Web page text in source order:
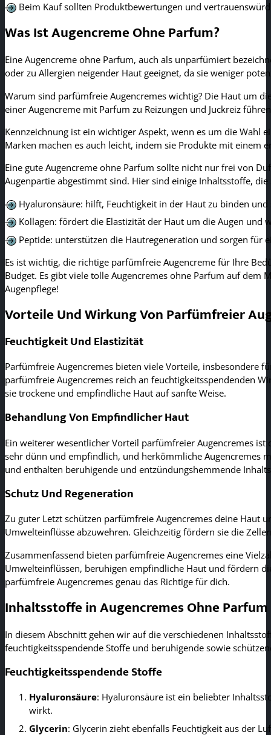
Beim Kauf sollten Produktbewertungen und
Was Ist Augencreme Ohne Parfum?
Eine Augencreme ohne Parfum, auch als unparfümiert
oder zu Allergien neigender Haut geeignet, da sie weniger
Warum sind parfümfreie Augencremes wichtig? Die Haut um
einer Augencreme mit Parfum zu Reizungen und Juckreiz
Kennzeichnung ist ein wichtiger Aspekt, wenn es um die Wahl
Marken machen es auch leicht, indem sie Produkte mit einem
Eine gute Augencreme ohne Parfum sollte nicht nur frei von
Augenpartie abgestimmt sind. Hier sind einige Inhaltsstoffe,
Hyaluronsäure: hilft, Feuchtigkeit in der Haut zu binden
Kollagen: fördert die Elastizität der Haut um die Augen und
Peptide: unterstützen die Hautregeneration und sorgen für
Es ist wichtig, die richtige parfümfreie Augencreme für Ihre
Budget. Es gibt viele tolle Augencremes ohne Parfum auf dem
Augenpflege!
Vorteile Und Wirkung Von Parfümfreier
Feuchtigkeit Und Elastizität
Parfümfreie Augencremes bieten viele Vorteile, insbesondere
parfümfreie Augencremes reich an feuchtigkeitsspendenden
sie trockene und empfindliche Haut auf sanfte Weise.
Behandlung Von Empfindlicher Haut
Ein weiterer wesentlicher Vorteil parfümfreier Augencremes
sehr dünn und empfindlich, und herkömmliche Augencremes
und enthalten beruhigende und entzündungshemmende
Schutz Und Regeneration
Zu guter Letzt schützen parfümfreie Augencremes deine Haut
Umwelteinflüsse abzuwehren. Gleichzeitig fördern sie die
Zusammenfassend bieten parfümfreie Augencremes eine
Umwelteinflüssen, beruhigen empfindliche Haut und fördern
parfümfreie Augencremes genau das Richtige für dich.
Inhaltsstoffe in Augencremes Ohne Parfum
In diesem Abschnitt gehen wir auf die verschiedenen
feuchtigkeitsspendende Stoffe und beruhigende sowie
Feuchtigkeitsspendende Stoffe
Hyaluronsäure: Hyaluronsäure ist ein beliebter
wirkt.
Glycerin: Glycerin zieht ebenfalls Feuchtigkeit aus der